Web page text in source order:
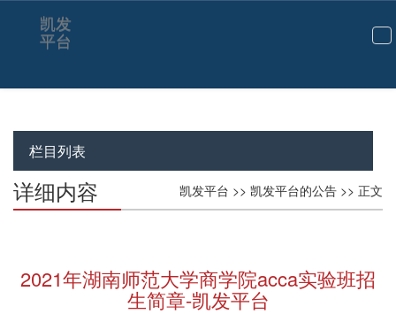
切
航
凯发
平台
栏目列表
凯发平台 >> 凯发平台的公告 >> 正文
详细内容
2021年湖南师范大学商学院acca实验班招
生简章-凯发平台